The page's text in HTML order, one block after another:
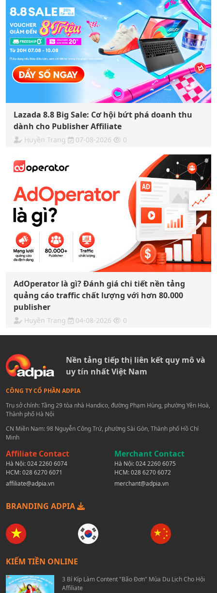
Lazada 8.8 Big Sale: Cơ hội bứt phá doanh thu
dành cho Publisher Affiliate
Huyền Trang 07-08-2026 0
AdOperator là gì? Đánh giá chi tiết nền tảng
quảng cáo traffic chất lượng với hơn 80.000
publisher
Huyền Trang 04-08-2026 0
Nền tảng tiếp thị liên kết quy mô và
uy tín nhất Việt Nam
CÔNG TY CỔ PHẦN ADPIA
Trụ sở chính: Tầng 29 tòa nhà Handico, đường Phạm Hùng, phường Yên Hoà,
Thành phố Hà Nội
CN Miền Nam: 98 Nguyễn Công Trứ, phường Sài Gòn, Thành phố Hồ Chí
Minh
Affiliate Contact
Hà Nội:024 2260 6074
HCM:028 6270 6071
affiliate@adpia.vn
Merchant Contact
Hà Nội:024 2260 6075
HCM:028 6270 6072
merchant@adpia.vn
BRANDING ADPIA
KIẾM TIỀN ONLINE
3 Bí Kíp Làm Content "Bão Đơn" Mùa Du Lịch Cho Hội
Affiliate